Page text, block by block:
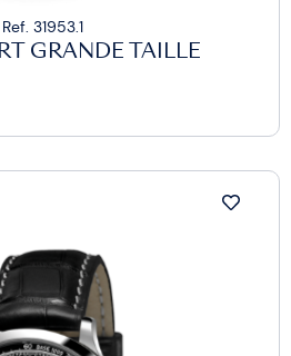
Ref. 31953.1
GRANDE TAILLE